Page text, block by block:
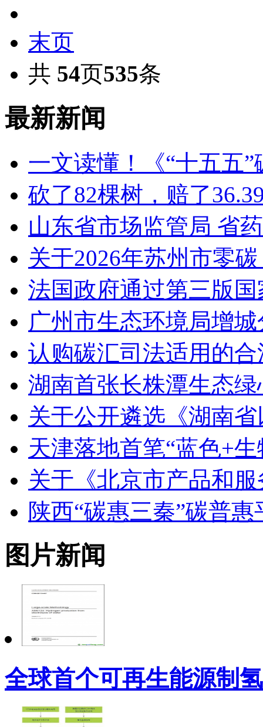
末页
共 54页535条
最新新闻
一文读懂！《“十五五
砍了82棵树，赔了
山东省市场监管局 省
关于2026年苏州市零
法国政府通过第三版
广州市生态环境局增
认购碳汇司法适用的
湖南首张长株潭生态
关于公开遴选《湖南
天津落地首笔“蓝色+
关于《北京市产品和
陕西“碳惠三秦”碳普
图片新闻
全球首个可再生能源制